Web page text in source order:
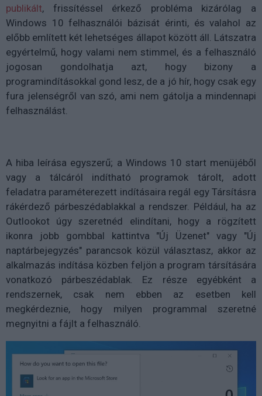
publikált, frissítéssel érkező probléma kizárólag a
Windows 10 felhasználói bázisát érinti, és valahol az
előbb említett két lehetséges állapot között áll. Látszatra
egyértelmű, hogy valami nem stimmel, és a felhasználó
jogosan gondolhatja azt, hogy bizony a
programindításokkal gond lesz, de a jó hír, hogy csak egy
fura jelenségről van szó, ami nem gátolja a mindennapi
felhasználást.
A hiba leírása egyszerű; a Windows 10 start menüjéből
vagy a tálcáról indítható programok tárolt, adott
feladatra paraméterezett indításaira regál egy Társításra
rákérdező párbeszédablakkal a rendszer. Például, ha az
Outlookot úgy szeretnéd elindítani, hogy a rögzített
ikonra jobb gombbal kattintva "Új Üzenet" vagy "Új
naptárbejegyzés" parancsok közül választasz, akkor az
alkalmazás indítása közben feljön a program társítására
vonatkozó párbeszédablak. Ez része egyébként a
rendszernek, csak nem ebben az esetben kell
megkérdeznie, hogy milyen programmal szeretné
megnyitni a fájlt a felhasználó.